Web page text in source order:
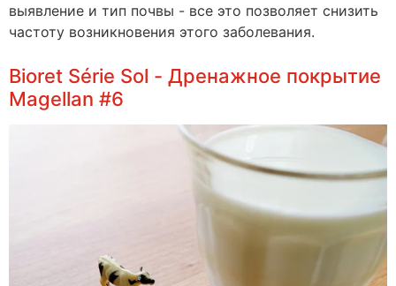
выявление и тип почвы - все это позволяет снизить
частоту возникновения этого заболевания.
Bioret Série Sol - Дренажное покрытие
Magellan #6